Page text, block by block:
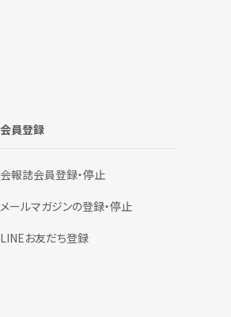
会員登録
会報誌会員登録・停止
メールマガジンの登録・停止
LINEお友だち登録